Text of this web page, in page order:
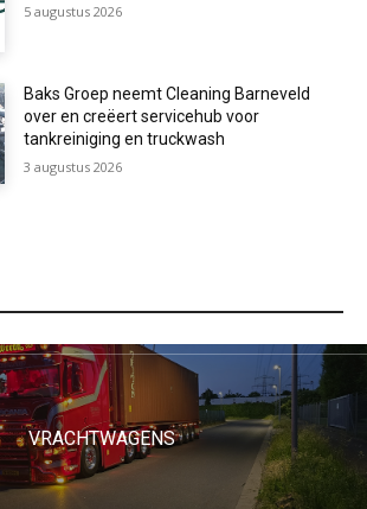
5 augustus 2026
Baks Groep neemt Cleaning Barneveld
over en creëert servicehub voor
tankreiniging en truckwash
3 augustus 2026
VRACHTWAGENS